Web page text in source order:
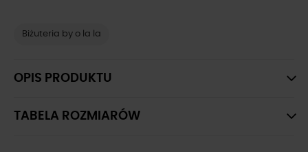
Biżuteria by o la la
OPIS PRODUKTU
TABELA ROZMIARÓW